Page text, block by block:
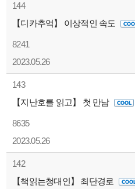
144
【디카추억】 이상적인 속도
8241
2023.05.26
143
【지난호를 읽고】 첫 만남
8635
2023.05.26
142
【책읽는청대인】 최단경로